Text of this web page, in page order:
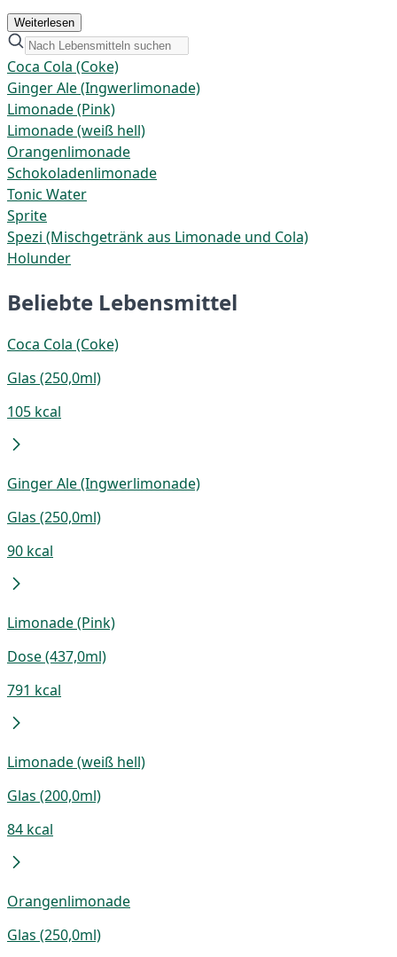
Weiterlesen
Coca Cola (Coke)
Ginger Ale (Ingwerlimonade)
Limonade (Pink)
Limonade (weiß hell)
Orangenlimonade
Schokoladenlimonade
Tonic Water
Sprite
Spezi (Mischgetränk aus Limonade und Cola)
Holunder
Beliebte Lebensmittel
Coca Cola (Coke)
Glas (250,0ml)
105 kcal
Ginger Ale (Ingwerlimonade)
Glas (250,0ml)
90 kcal
Limonade (Pink)
Dose (437,0ml)
791 kcal
Limonade (weiß hell)
Glas (200,0ml)
84 kcal
Orangenlimonade
Glas (250,0ml)